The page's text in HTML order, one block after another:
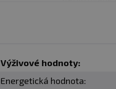
Výživové hodnoty:
Energetická hodnota: